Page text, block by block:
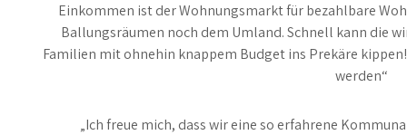
Einkommen ist der Wohnungsmarkt für bezahlbare
Ballungsräumen noch dem Umland. Schnell kann die
Familien mit ohnehin knappem Budget ins Prekäre
werden“
„Ich freue mich, dass wir eine so erfahrene